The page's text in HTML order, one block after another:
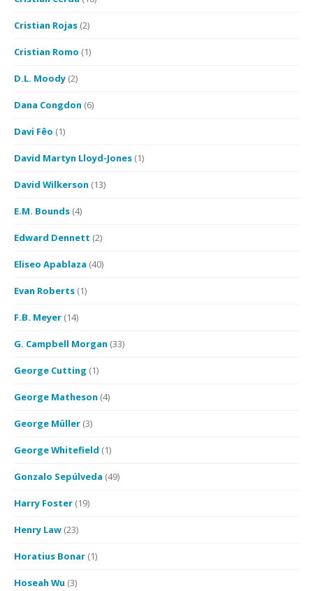
Cristian Rojas (2)
Cristian Romo (1)
D.L. Moody (2)
Dana Congdon (6)
Davi Fêo (1)
David Martyn Lloyd-Jones (1)
David Wilkerson (13)
E.M. Bounds (4)
Edward Dennett (2)
Eliseo Apablaza (40)
Evan Roberts (1)
F.B. Meyer (14)
G. Campbell Morgan (33)
George Cutting (1)
George Matheson (4)
George Müller (3)
George Whitefield (1)
Gonzalo Sepúlveda (49)
Harry Foster (19)
Henry Law (23)
Horatius Bonar (1)
Hoseah Wu (3)